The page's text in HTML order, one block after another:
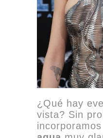
¿Qué hay
vista? Sin